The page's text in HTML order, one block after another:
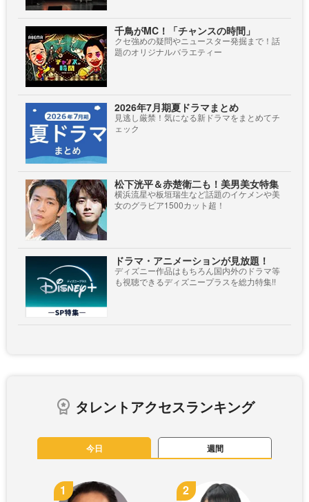
千鳥がMC！「チャンスの時間」
クセ強めの疑問やニュースター発掘まで！話
題のオリジナルバラエティー
2026年7月期夏ドラマまとめ
見逃し厳禁！気になる新ドラマをまとめてチ
ェック
松下洸平＆赤楚衛二も！美男美女特集
横浜流星や板垣瑞生など話題のイケメンや美
女のグラビア1500カット超！
ドラマ・アニメーションが見放題！
ディズニー作品はもちろん国内外のドラマ等
も視聴できるディズニープラスを総力特集!!
タレントアクセスランキング
今日 週間